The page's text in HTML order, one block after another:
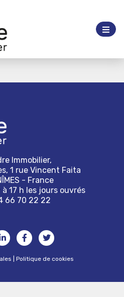
Immobilier,
1 rue Vincent Faita
- France
17 h les jours ouvrés
66 70 22 22
|Politique de cookies